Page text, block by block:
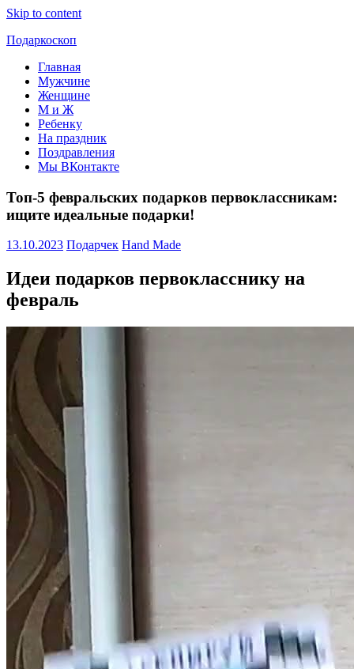
Skip to content
Подаркоскоп
Поможем
выбрать
подарить
Главная
Мужчине
Женщине
М и Ж
Ребенку
На праздник
Поздравления
Мы ВКонтакте
Топ-5 февральских подарков первоклассникам:
ищите идеальные подарки!
13.10.2023 Подарчек Hand Made
Идеи подарков первокласснику на
февраль